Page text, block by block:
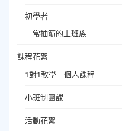
初學者
常抽筋的上班族
課程花絮
1對1教學｜個人課程
小班制團課
活動花絮